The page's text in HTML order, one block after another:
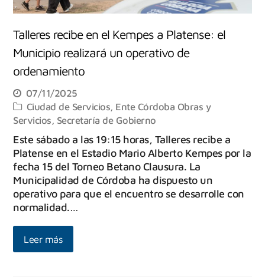
Talleres recibe en el Kempes a Platense: el
Municipio realizará un operativo de
ordenamiento
07/11/2025
Ciudad de Servicios, Ente Córdoba Obras y
Servicios, Secretaría de Gobierno
Este sábado a las 19:15 horas, Talleres recibe a
Platense en el Estadio Mario Alberto Kempes por la
fecha 15 del Torneo Betano Clausura. La
Municipalidad de Córdoba ha dispuesto un
operativo para que el encuentro se desarrolle con
normalidad.…
Leer más